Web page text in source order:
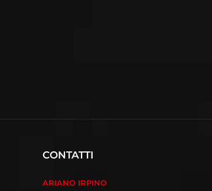
CONTATTI
ARIANO IRPINO